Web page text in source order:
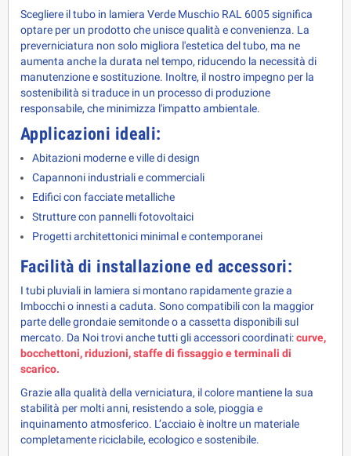
Scegliere il tubo in lamiera Verde Muschio RAL 6005 significa
optare per un prodotto che unisce qualità e convenienza. La
preverniciatura non solo migliora l'estetica del tubo, ma ne
aumenta anche la durata nel tempo, riducendo la necessità di
manutenzione e sostituzione. Inoltre, il nostro impegno per la
sostenibilità si traduce in un processo di produzione
responsabile, che minimizza l'impatto ambientale.
Applicazioni ideali:
Abitazioni moderne e ville di design
Capannoni industriali e commerciali
Edifici con facciate metalliche
Strutture con pannelli fotovoltaici
Progetti architettonici minimal e contemporanei
Facilità di installazione ed accessori:
I tubi pluviali in lamiera si montano rapidamente grazie a
Imbocchi o innesti a caduta. Sono compatibili con la maggior
parte delle grondaie semitonde o a cassetta disponibili sul
mercato. Da Noi trovi anche tutti gli accessori coordinati: curve,
bocchettoni, riduzioni, staffe di fissaggio e terminali di
scarico.
Grazie alla qualità della verniciatura, il colore mantiene la sua
stabilità per molti anni, resistendo a sole, pioggia e
inquinamento atmosferico. L’acciaio è inoltre un materiale
completamente riciclabile, ecologico e sostenibile.